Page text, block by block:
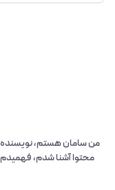
من سامان هستم،
محتوا آشنا شدم،